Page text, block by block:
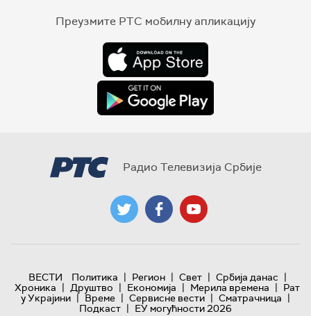
Преузмите РТС мобилну апликацију
Радио Телевизија Србије
ВЕСТИ Политика | Регион | Свет | Србија данас |
Хроника | Друштво | Економија | Мерила времена | Рат
у Украјини | Време | Сервисне вести | Сматрачница |
Подкаст | ЕУ могућности 2026